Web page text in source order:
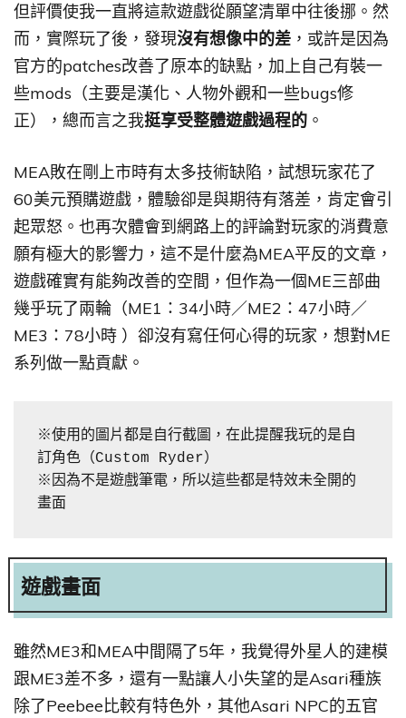
但評價使我一直將這款遊戲從願望清單中往後挪。然
而，實際玩了後，發現沒有想像中的差 ，或許是因為
官方的patches改善了原本的缺點，加上自己有裝一
些mods（主要是漢化、人物外觀和一些bugs修
正），總而言之我挺享受整體遊戲過程的 。
MEA敗在剛上市時有太多技術缺陷，試想玩家花了
60美元預購遊戲，體驗卻是與期待有落差，肯定會引
起眾怒。也再次體會到網路上的評論對玩家的消費意
願有極大的影響力，這不是什麼為MEA平反的文章，
遊戲確實有能夠改善的空間，但作為一個ME三部曲
幾乎玩了兩輪（ME1：34小時／ME2：47小時／
ME3：78小時 ）卻沒有寫任何心得的玩家，想對ME
系列做一點貢獻。
※使用的圖片都是自行截圖，在此提醒我玩的是自
訂角色（Custom Ryder）
※因為不是遊戲筆電，所以這些都是特效未全開的
畫面
遊戲畫面
雖然ME3和MEA中間隔了5年，我覺得外星人的建模
跟ME3差不多，還有一點讓人小失望的是Asari種族
除了Peebee比較有特色外，其他Asari NPC的五官